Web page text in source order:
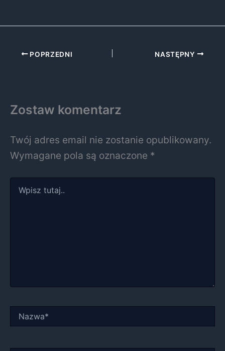
POPRZEDNI NASTĘPNY
Zostaw komentarz
Twój adres email nie zostanie opublikowany.
Wymagane pola są oznaczone *
tutaj..